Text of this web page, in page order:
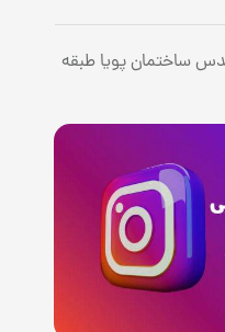
ساختمان پویا طبقه